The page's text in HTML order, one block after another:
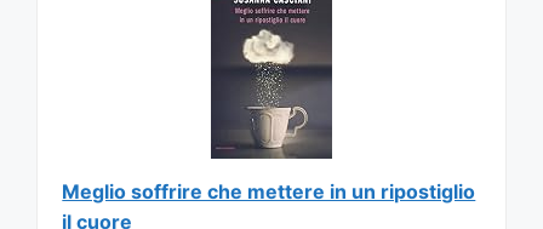
Meglio soffrire che mettere in un ripostiglio
il cuore